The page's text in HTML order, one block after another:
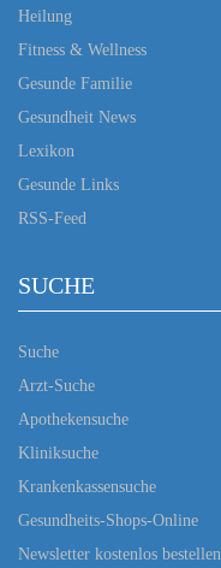
Heilung
Fitness & Wellness
Gesunde Familie
Gesundheit News
Lexikon
Gesunde Links
RSS-Feed
SUCHE
Suche
Arzt-Suche
Apothekensuche
Kliniksuche
Krankenkassensuche
Gesundheits-Shops-Online
Newsletter kostenlos bestellen